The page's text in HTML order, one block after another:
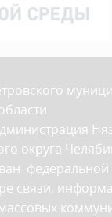
округа
связи,